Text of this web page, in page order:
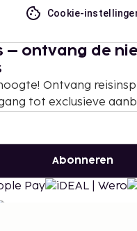
Cookie-
– ontvang de
Ontvang
tot exclusieve
Abonneren